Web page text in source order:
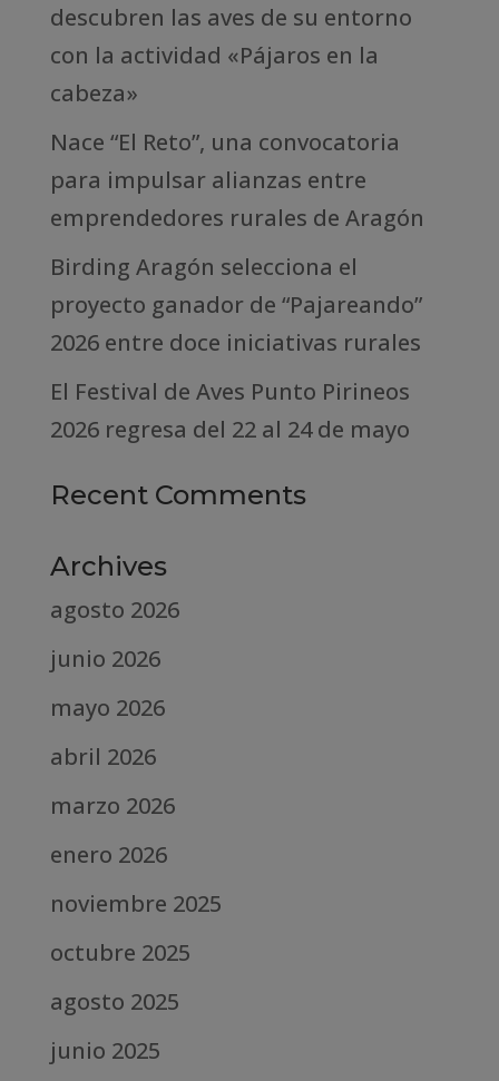
descubren las aves de su entorno
con la actividad «Pájaros en la
cabeza»
Nace “El Reto”, una convocatoria
para impulsar alianzas entre
emprendedores rurales de Aragón
Birding Aragón selecciona el
proyecto ganador de “Pajareando”
2026 entre doce iniciativas rurales
El Festival de Aves Punto Pirineos
2026 regresa del 22 al 24 de mayo
Recent Comments
Archives
agosto 2026
junio 2026
mayo 2026
abril 2026
marzo 2026
enero 2026
noviembre 2025
octubre 2025
agosto 2025
junio 2025